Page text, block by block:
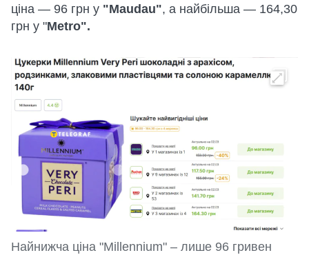
ціна — 96 грн у "Maudau", а найбільша — 164,30
грн у "Metro".
Найнижча ціна "Millennium" – лише 96 гривен